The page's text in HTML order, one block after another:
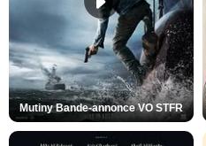
Mutiny Bande-annonce VO STFR